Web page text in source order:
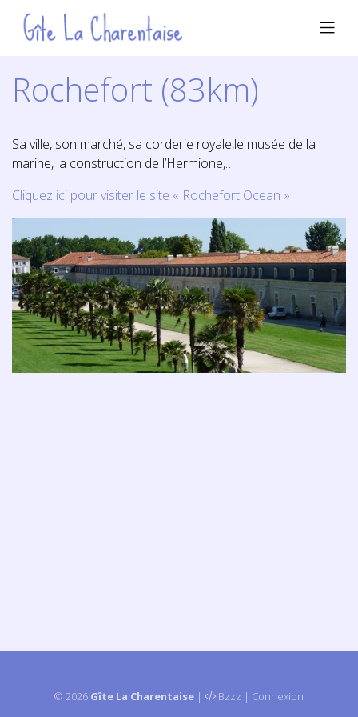
Rochefort (83km)
Sa ville, son marché, sa corderie royale,le musée de la
marine, la construction de l’Hermione,…
Cliquez ici pour visiter le site « Rochefort Ocean »
© 2026 Gîte La Charentaise | Bzzz | Connexion